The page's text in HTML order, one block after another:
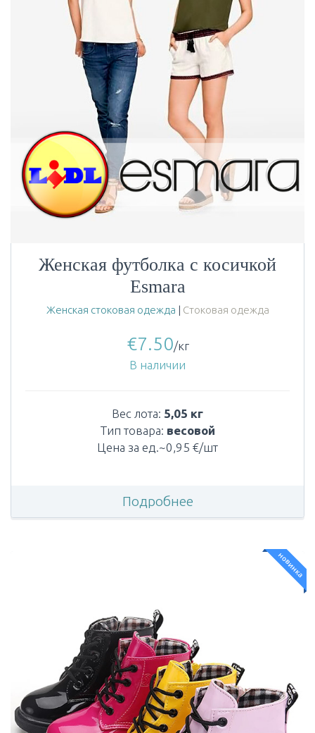
Женская футболка с косичкой
Esmara
Женская стоковая одежда | Стоковая одежда
€7.50/кг
В наличии
Вес лота: 5,05 кг
Тип товара: весовой
Цена за ед.~0,95 €/шт
Подробнее
новинка